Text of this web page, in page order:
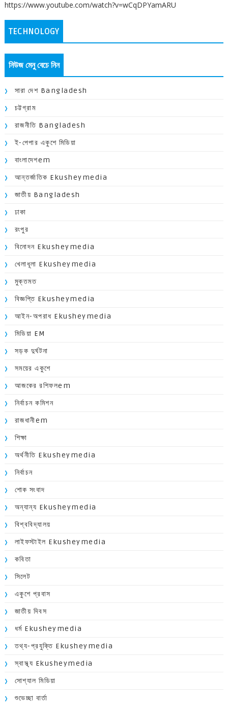
https://www.youtube.com/watch?v=wCqDPYamARU
TECHNOLOGY
নিউজ মেনু বেচে নিন
সারা দেশ Bangladesh
চট্টগ্রাম
রাজনীতি Bangladesh
ই-পেপার একুশে মিডিয়া
বাংলাদেশem
আন্তর্জাতিক Ekusheymedia
জাতীয় Bangladesh
ঢাকা
রংপুর
বিনোদন Ekusheymedia
খেলাধূলা Ekusheymedia
মুক্তমত
বিজ্ঞপ্তি Ekusheymedia
আইন-অপরাধ Ekusheymedia
মিডিয়া EM
সড়ক দুর্ঘটনা
সময়ের একুশে
আজকের রশিফলem
নির্বাচন কমিশন
রাজধানীem
শিক্ষা
অর্থনীতি Ekusheymedia
নির্বাচন
শোক সংবাদ
অন্যান্য Ekusheymedia
বিশ্ববিদ্যালয়
লাইফস্টাইল Ekusheymedia
কবিতা
সিলেট
একুশে প্রবাস
জাতীয় দিবস
ধর্ম Ekusheymedia
তথ্য-প্রযুক্তি Ekusheymedia
স্বাস্থ্য Ekusheymedia
সোশ্যাল মিডিয়া
শুভেচ্ছা বার্তা